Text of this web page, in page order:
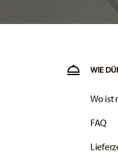
WIE
Wo ist
FAQ